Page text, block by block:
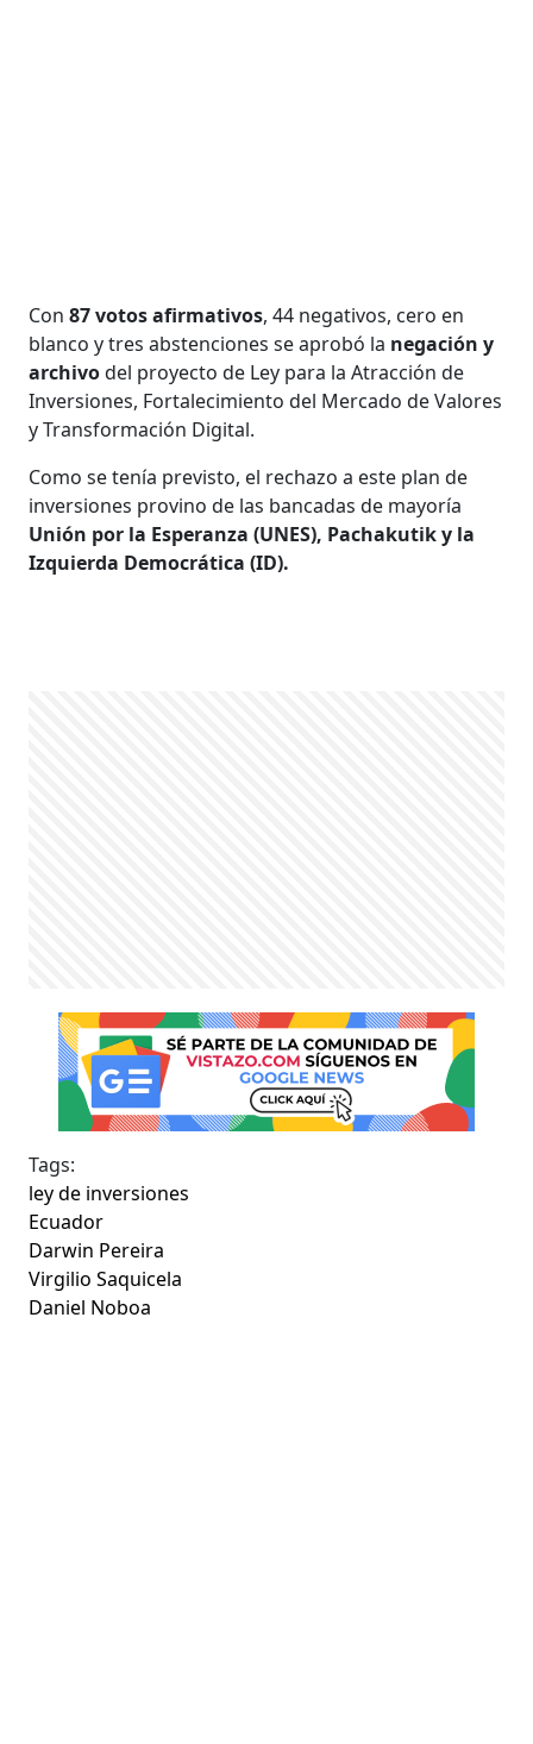
Con87 votos afirmativos, 44 negativos, cero en
blanco y tres abstenciones se aprobó la negación y
archivodel proyecto de Ley para la Atracción de
Inversiones, Fortalecimiento del Mercado de Valores
y Transformación Digital.
Como se tenía previsto, el rechazo a este plan de
inversiones provino de las bancadas de mayoría
Unión por la Esperanza (UNES), Pachakutik y la
Izquierda Democrática (ID).
Tags:
ley de inversiones
Ecuador
Darwin Pereira
Virgilio Saquicela
Daniel Noboa